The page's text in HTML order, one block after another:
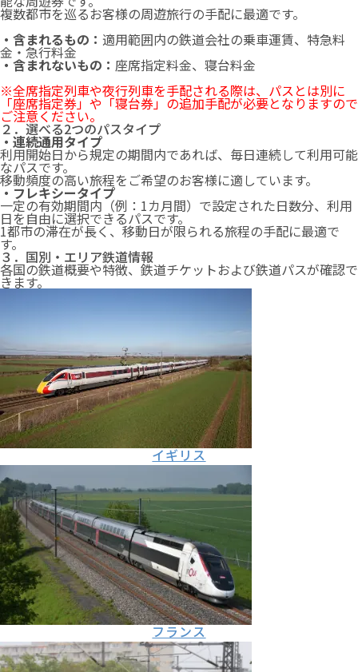
複数都市を巡るお客様の周遊旅行の手配に最適です。
・含まれるもの： 適用範囲内の鉄道会社の乗車運賃、特急料
金・急行料金
・含まれないもの： 座席指定料金、寝台料金
※全席指定列車や夜行列車を手配される際は、パスとは別に
「座席指定券」や「寝台券」の追加手配が必要となりますので
ご注意ください。
２．選べる2つのパスタイプ
・連続通用タイプ
利用開始日から規定の期間内であれば、毎日連続して利用可能
なパスです。
移動頻度の高い旅程をご希望のお客様に適しています。
・フレキシータイプ
一定の有効期間内（例：1カ月間）で設定された日数分、利用
日を自由に選択できるパスです。
1都市の滞在が長く、移動日が限られる旅程の手配に最適で
す。
３．国別・エリア鉄道情報
各国の鉄道概要や特徴、鉄道チケットおよび鉄道パスが確認で
きます。
イギリス
フランス